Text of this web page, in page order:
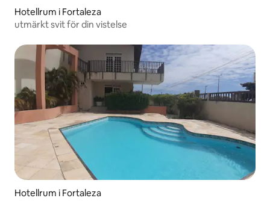
Hotellrum i Fortaleza
utmärkt svit för din vistelse
Hotellrum i Fortaleza